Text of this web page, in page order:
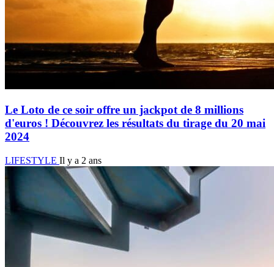
Le Loto de ce soir offre un jackpot de 8 millions
d'euros ! Découvrez les résultats du tirage du 20 mai
2024
LIFESTYLE Il y a 2 ans